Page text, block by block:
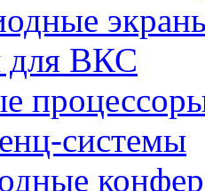
для ВКС
системы